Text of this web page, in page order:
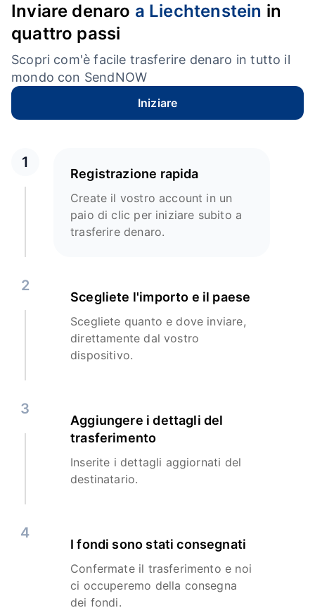
Inviare denaro a Liechtenstein in
quattro passi
Scopri com'è facile trasferire denaro in tutto il
mondo con SendNOW
Iniziare
1
Registrazione rapida
Create il vostro account in un
paio di clic per iniziare subito a
trasferire denaro.
2
Scegliete l'importo e il paese
Scegliete quanto e dove inviare,
direttamente dal vostro
dispositivo.
3
Aggiungere i dettagli del
trasferimento
Inserite i dettagli aggiornati del
destinatario.
4
I fondi sono stati consegnati
Confermate il trasferimento e noi
ci occuperemo della consegna
dei fondi.